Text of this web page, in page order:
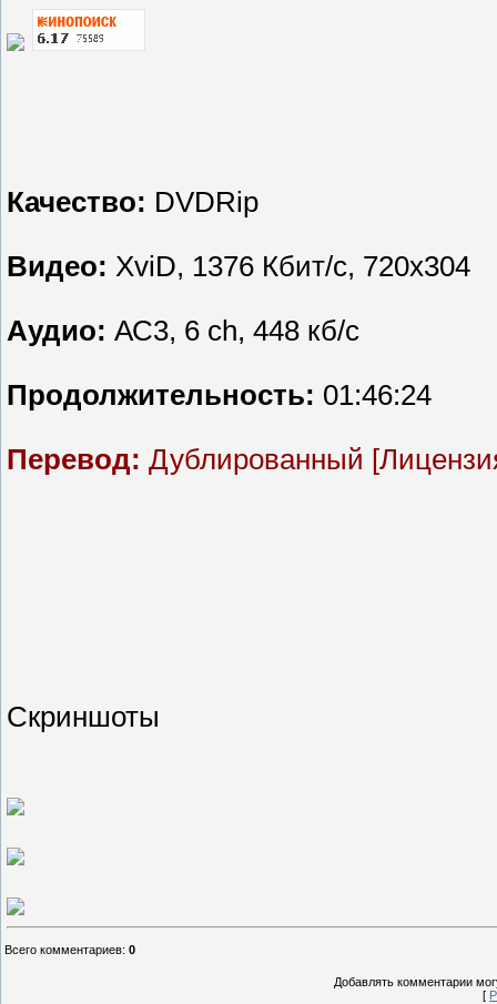
Качество: DVDRip
Видео: XviD, 1376 Кбит/с, 720x304
Аудио: АС3, 6 ch, 448 кб/с
Продолжительность: 01:46:24
Перевод: Дублированный
Скриншоты
Всего комментариев: 0
Добавлять комментарии
[